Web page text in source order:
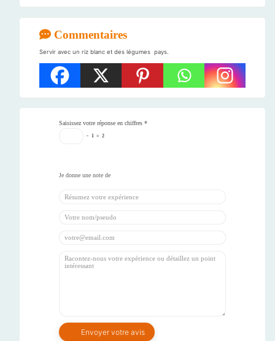
Commentaires
Servir avec un riz blanc et des légumes pays.
Saisissez votre réponse en chiffres *
− 1 = 2